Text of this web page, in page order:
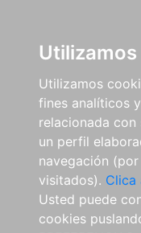
Utilizamos
fines analíticos
relacionada con
un perfil
navegación
visitados). Clica
Usted puede
cookies